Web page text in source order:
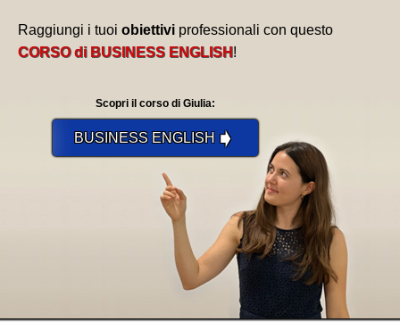
Raggiungi i tuoi obiettivi professionali con questo
CORSO di BUSINESS ENGLISH!
Scopri il corso di Giulia:
BUSINESS ENGLISH➧